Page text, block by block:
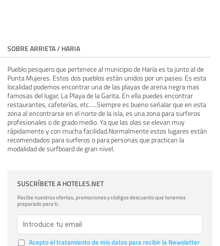
SOBRE ARRIETA / HARIA
Pueblo pesquero que pertenece al municipio de Haría es ta junto al de
Punta Mujeres. Estos dos pueblos están unidos por un paseo. Es esta
localidad podemos encontrar una de las playas de arena negra mas
famosas del lugar, La Playa de la Garita. En ella puedes encontrar
restaurantes, cafeterías, etc…..Siempre es bueno señalar que en esta
zona al encontrarse en el norte de la isla, es una zona para surferos
profesionales o de grado medio. Ya que las olas se elevan muy
rápidamente y con mucha facilidad.Normalmente estos lugares están
recomendados para surferos o para personas que practican la
modalidad de surfboard de gran nivel.
SUSCRÍBETE A HOTELES.NET
Recibe nuestras ofertas, promociones y códigos descuento que tenemos
preparado para ti.
Acepto el tratamiento de mis datos para recibir la Newsletter